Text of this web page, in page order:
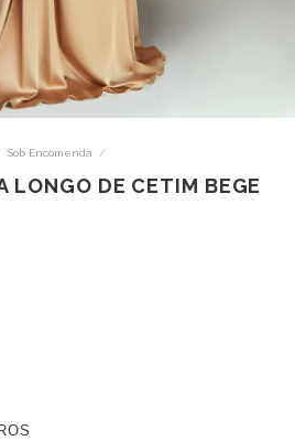
Sob Encomenda /
LONGO DE CETIM BEGE